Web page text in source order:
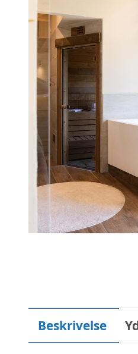
Beskrivelse